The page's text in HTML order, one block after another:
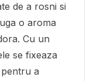
de a rosni si
o aroma
Cu un
se fixeaza
a